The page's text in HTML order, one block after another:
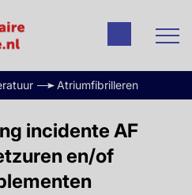
Atriumfibrilleren
incidente AF
en/of